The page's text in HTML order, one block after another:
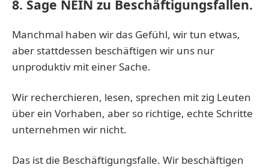
8. Sage NEIN zu Beschäftigungsfallen.
Manchmal haben wir das Gefühl, wir tun etwas,
aber stattdessen beschäftigen wir uns nur
unproduktiv mit einer Sache.
Wir recherchieren, lesen, sprechen mit zig Leuten
über ein Vorhaben, aber so richtige, echte Schritte
unternehmen wir nicht.
Das ist die Beschäftigungsfalle. Wir beschäftigen